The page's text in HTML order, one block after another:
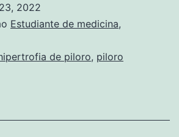
O
T
E
2022
Estudiante de medicina,
de piloro, piloro